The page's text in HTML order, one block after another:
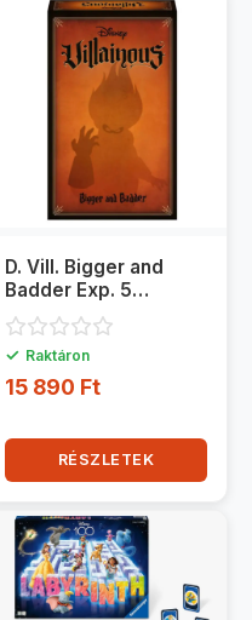
D. Vill. Bigger and
Badder Exp. 5
társasjáték -
Ravensburger
✓ Raktáron
15 890 Ft
RÉSZLETEK